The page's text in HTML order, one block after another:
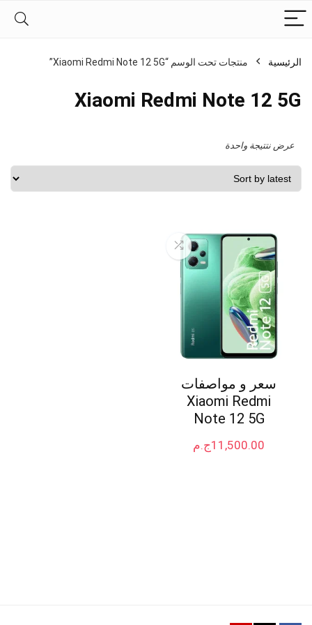
الرئيسية منتجات تحت الوسم “Xiaomi Redmi Note 12 5G”
Xiaomi Redmi Note 12 5G
عرض نتتيجة واحدة
سعر و مواصفات
Xiaomi Redmi
Note 12 5G
ج.م11,500.00